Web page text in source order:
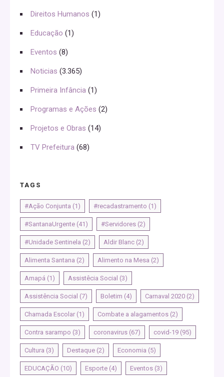
Direitos Humanos (1)
Educação (1)
Eventos (8)
Noticias (3.365)
Primeira Infância (1)
Programas e Ações (2)
Projetos e Obras (14)
TV Prefeitura (68)
TAGS
#Ação Conjunta (1) #recadastramento (1)
#SantanaUrgente (41) #Servidores (2)
#Unidade Sentinela (2) Aldir Blanc (2)
Alimenta Santana (2) Alimento na Mesa (2)
Amapá (1) Assistêcia Social (3)
Assistência Social (7) Boletim (4) Carnaval 2020 (2)
Chamada Escolar (1) Combate a alagamentos (2)
Contra sarampo (3) coronavirus (67) covid-19 (95)
Cultura (3) Destaque (2) Economia (5)
EDUCAÇÃO (10) Esporte (4) Eventos (3)